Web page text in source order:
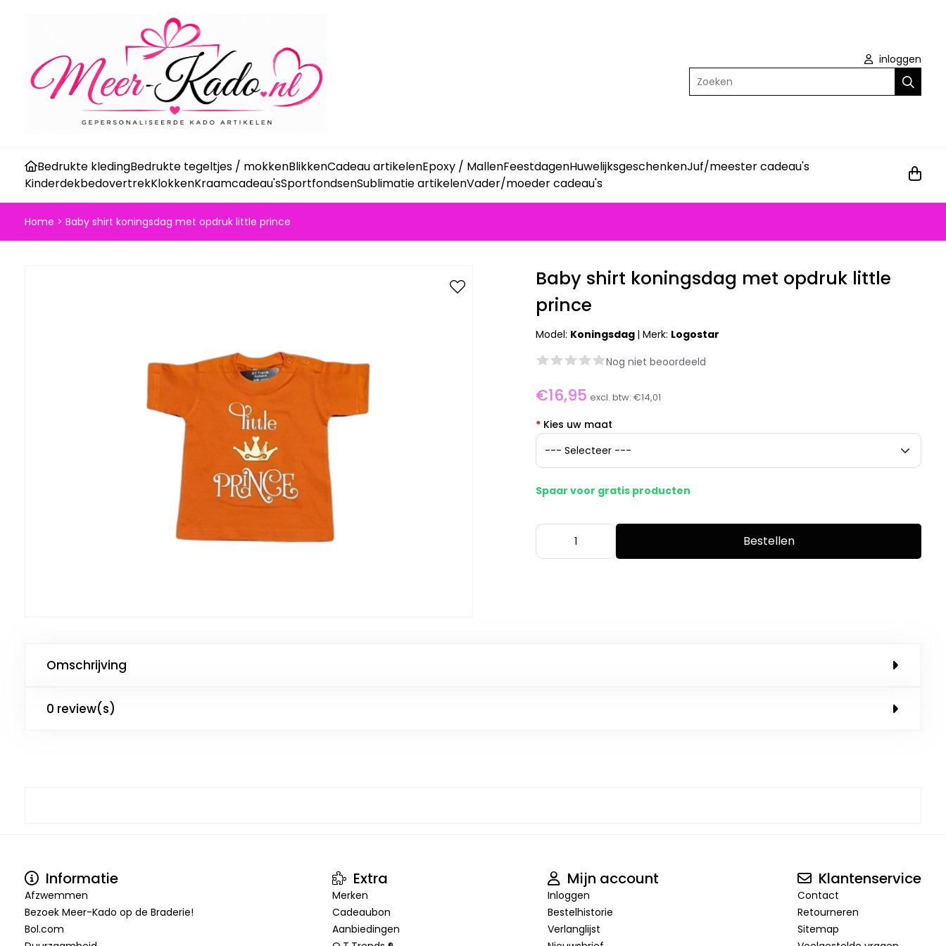
inloggen
Zoeken
Bedrukte kledingBedrukte tegeltjes / mokkenBlikkenCadeau artikelenEpoxy / MallenFeestdagenHuwelijksgeschenkenJuf/meester cadeau's
KinderdekbedovertrekKlokkenKraamcadeau'sSportfondsenSublimatie artikelenVader/moeder cadeau's
Home > Baby shirt koningsdag met opdruk little prince
Baby shirt koningsdag met opdruk little
prince
Model: Koningsdag |Merk: Logostar
Nog niet beoordeeld
€16,95 excl. btw:€14,01
* Kies uw maat
Spaar voor gratis producten
Bestellen
Omschrijving
0 review(s)
Informatie
Afzwemmen
Bezoek Meer-Kado op de Braderie!
Bol.com
Extra
Merken
Cadeaubon
Aanbiedingen
Mijn account
Inloggen
Bestelhistorie
Verlanglijst
Klantenservice
Contact
Retourneren
Sitemap